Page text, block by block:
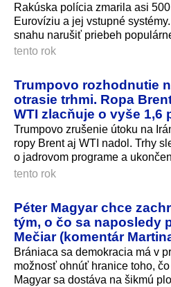
Rakúska polícia zmarila asi
Eurovíziu a jej vstupné
snahu narušiť priebeh
tento rok
Trumpovo rozhodnutie
otrasie trhmi. Ropa
WTI zlacňuje o vyše 1,6
Trumpovo zrušenie útoku na
ropy Brent aj WTI nadol. Trhy
o jadrovom programe a
tento rok
Péter Magyar chce
tým, o čo sa naposledy
Mečiar (komentár
Brániaca sa demokracia má v
možnosť ohnúť hranice toho,
Magyar sa dostáva na šikmú